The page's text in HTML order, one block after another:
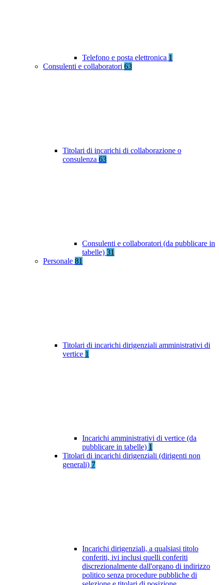
Telefono e posta elettronica 1
Consulenti e collaboratori 63
Titolari di incarichi di collaborazione o
consulenza 63
Consulenti e collaboratori (da pubblicare in
tabelle) 31
Personale 81
Titolari di incarichi dirigenziali amministrativi di
vertice 1
Incarichi amministrativi di vertice (da
pubblicare in tabelle) 1
Titolari di incarichi dirigenziali (dirigenti non
generali) 7
Incarichi dirigenziali, a qualsiasi titolo
conferiti, ivi inclusi quelli conferiti
discrezionalmente dall'organo di indirizzo
politico senza procedure pubbliche di